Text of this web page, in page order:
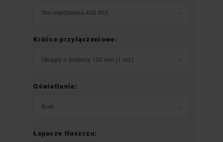
Stal nierdzewna AISI 403
Króćce przyłączeniowe:
Okrągły o średnicy 150 mm (1 szt.)
Oświetlenie:
Brak
Łapacze tłuszczu: